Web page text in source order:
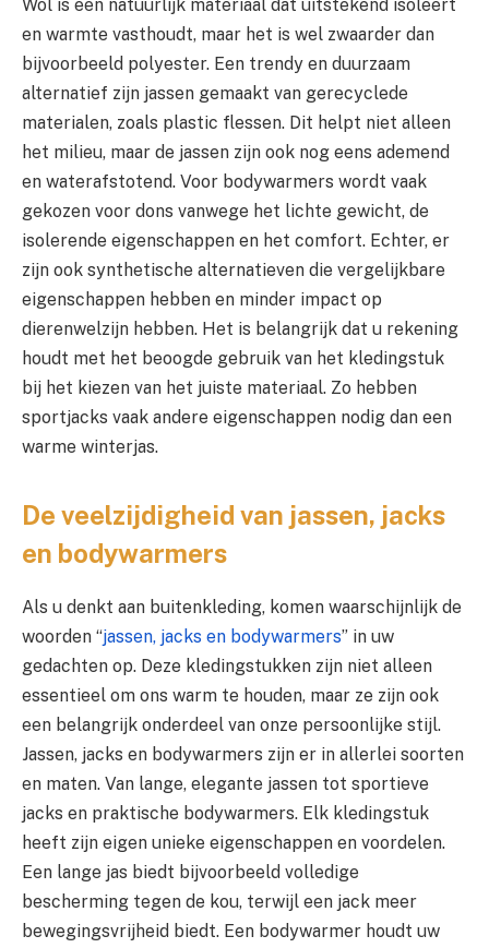
Wol is een natuurlijk materiaal dat uitstekend isoleert
en warmte vasthoudt, maar het is wel zwaarder dan
bijvoorbeeld polyester. Een trendy en duurzaam
alternatief zijn jassen gemaakt van gerecyclede
materialen, zoals plastic flessen. Dit helpt niet alleen
het milieu, maar de jassen zijn ook nog eens ademend
en waterafstotend. Voor bodywarmers wordt vaak
gekozen voor dons vanwege het lichte gewicht, de
isolerende eigenschappen en het comfort. Echter, er
zijn ook synthetische alternatieven die vergelijkbare
eigenschappen hebben en minder impact op
dierenwelzijn hebben. Het is belangrijk dat u rekening
houdt met het beoogde gebruik van het kledingstuk
bij het kiezen van het juiste materiaal. Zo hebben
sportjacks vaak andere eigenschappen nodig dan een
warme winterjas.
De veelzijdigheid van jassen, jacks
en bodywarmers
Als u denkt aan buitenkleding, komen waarschijnlijk de
woorden “jassen, jacks en bodywarmers” in uw
gedachten op. Deze kledingstukken zijn niet alleen
essentieel om ons warm te houden, maar ze zijn ook
een belangrijk onderdeel van onze persoonlijke stijl.
Jassen, jacks en bodywarmers zijn er in allerlei soorten
en maten. Van lange, elegante jassen tot sportieve
jacks en praktische bodywarmers. Elk kledingstuk
heeft zijn eigen unieke eigenschappen en voordelen.
Een lange jas biedt bijvoorbeeld volledige
bescherming tegen de kou, terwijl een jack meer
bewegingsvrijheid biedt. Een bodywarmer houdt uw